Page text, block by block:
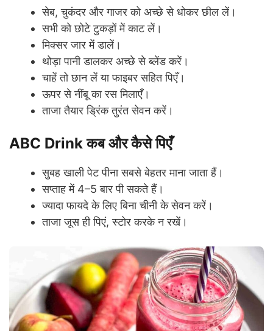
सेब, चुकंदर और गाजर को अच्छे से धोकर छील लें।
सभी को छोटे टुकड़ों में काट लें।
मिक्सर जार में डालें।
थोड़ा पानी डालकर अच्छे से ब्लेंड करें।
चाहें तो छान लें या फाइबर सहित पिएँ।
ऊपर से नींबू का रस मिलाएँ।
ताजा तैयार ड्रिंक तुरंत सेवन करें।
ABC Drink कब और कैसे पिएँ
सुबह खाली पेट पीना सबसे बेहतर माना जाता हैं।
सप्ताह में 4–5 बार पी सकते हैं।
ज्यादा फायदे के लिए बिना चीनी के सेवन करें।
ताजा जूस ही पिएं, स्टोर करके न रखें।